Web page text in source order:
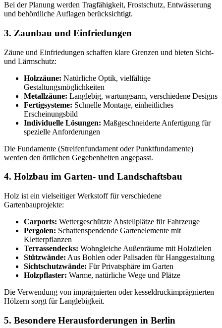
Bei der Planung werden Tragfähigkeit, Frostschutz, Entwässerung
und behördliche Auflagen berücksichtigt.
3. Zaunbau und Einfriedungen
Zäune und Einfriedungen schaffen klare Grenzen und bieten Sicht-
und Lärmschutz:
Holzzäune: Natürliche Optik, vielfältige
Gestaltungsmöglichkeiten
Metallzäune: Langlebig, wartungsarm, verschiedene Designs
Fertigsysteme: Schnelle Montage, einheitliches
Erscheinungsbild
Individuelle Lösungen: Maßgeschneiderte Anfertigung für
spezielle Anforderungen
Die Fundamente (Streifenfundament oder Punktfundamente)
werden den örtlichen Gegebenheiten angepasst.
4. Holzbau im Garten- und Landschaftsbau
Holz ist ein vielseitiger Werkstoff für verschiedene
Gartenbauprojekte:
Carports: Wettergeschützte Abstellplätze für Fahrzeuge
Pergolen: Schattenspendende Gartenelemente mit
Kletterpflanzen
Terrassendecks: Wohngleiche Außenräume mit Holzdielen
Stützwände: Aus Bohlen oder Palisaden für Hanggestaltung
Sichtschutzwände: Für Privatsphäre im Garten
Holzpflaster: Warme, natürliche Wege und Plätze
Die Verwendung von imprägnierten oder kesseldruckimprägnierten
Hölzern sorgt für Langlebigkeit.
5. Besondere Herausforderungen in Berlin